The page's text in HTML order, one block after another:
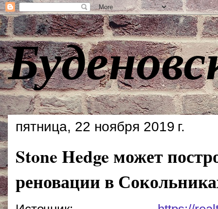
пятница, 22 ноября 2019 г.
Stone Hedge может
реновации в